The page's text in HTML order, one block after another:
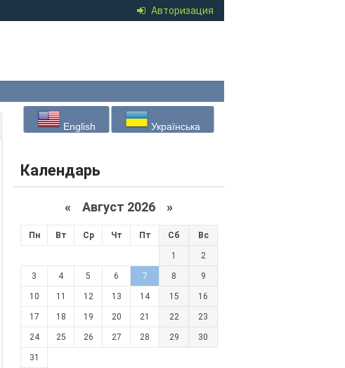
Авторизация
English Українська
Календарь
« Август 2026 »
Пн Вт Ср Чт Пт Сб Вс
1 2
3 4 5 6 7 8 9
10 11 12 13 14 15 16
17 18 19 20 21 22 23
24 25 26 27 28 29 30
31